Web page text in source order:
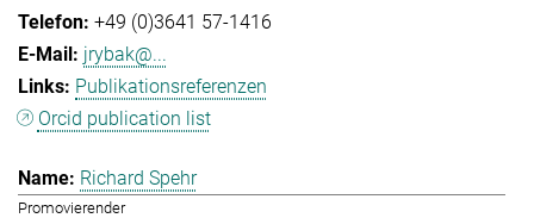
+49 (0)3641 57-1416
jrybak@...
Publikationsreferenzen
Orcid publication list
Richard Spehr
Promovierender